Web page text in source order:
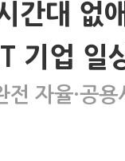
간대 없
기업 일
전 자율·공